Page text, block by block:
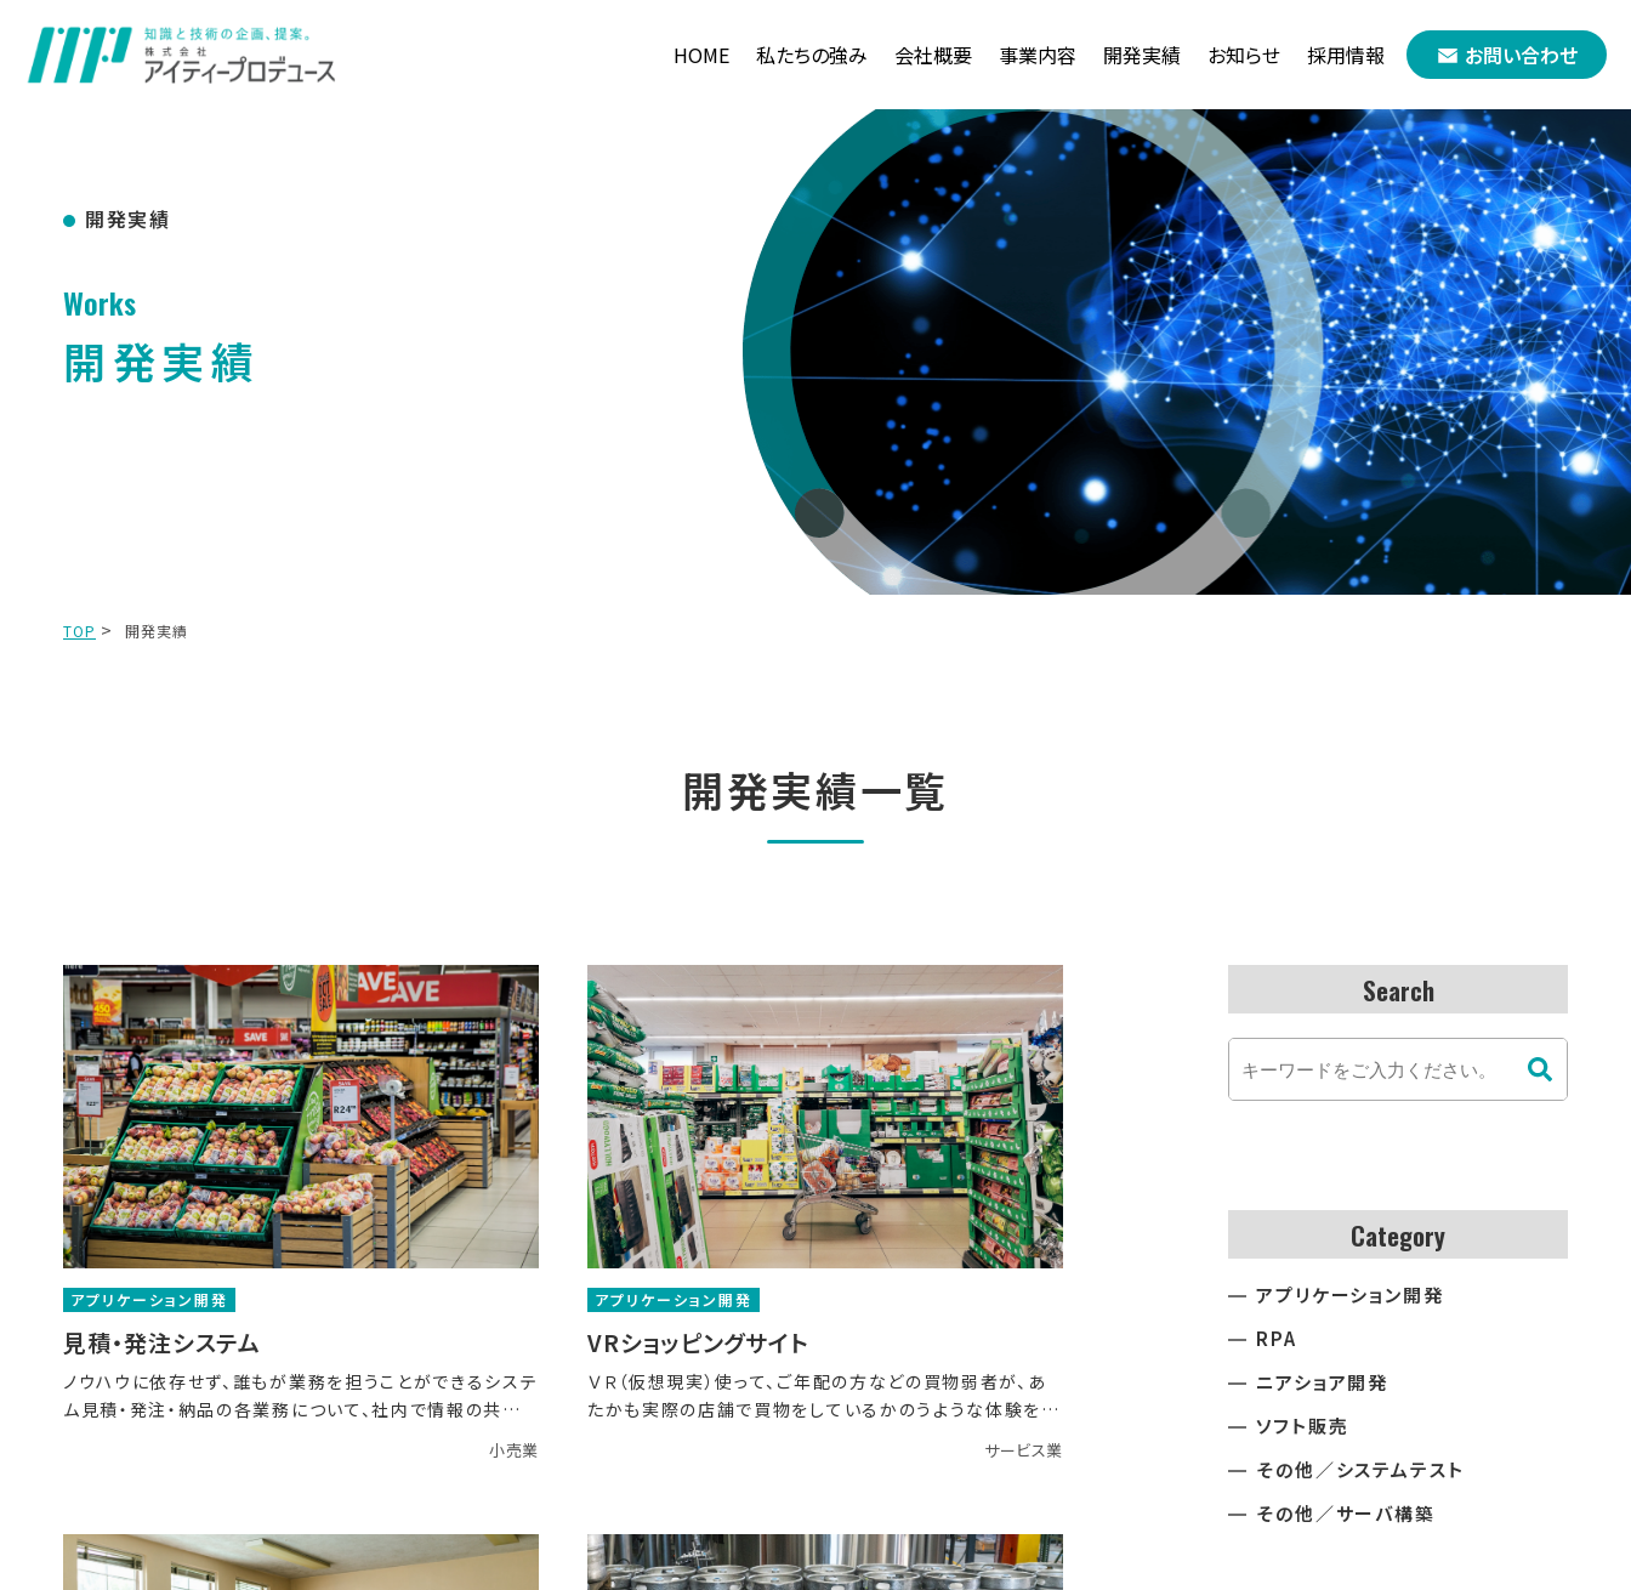
HOME 私たちの強み 会社概要 事業内容 開発実績 お知らせ 採用情報 お問い合わせ
開発実績
Works
開発実績
TOP 開発実績
開発実績一覧
アプリケーション開発
見積・発注システム
ノウハウに依存せず、誰もが業務を担うことができるシステ
ム見積・発注・納品の各業務について、社内で情報の共有
小売業
アプリケーション開発
VRショッピングサイト
ＶＲ（仮想現実）使って、ご年配の方などの買物弱者が、あ
たかも実際の店舗で買物をしているかのうような体験をし
サービス業
Search
Category
アプリケーション開発
RPA
ニアショア開発
ソフト販売
その他／システムテスト
その他／サーバ構築